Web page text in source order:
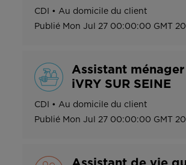
CDI • Au domicile du client
Publié Mon Jul 27 00:00:00 GMT
Assistant
iVRY SUR SEINE
CDI • Au domicile du client
Publié Mon Jul 27 00:00:00 GMT